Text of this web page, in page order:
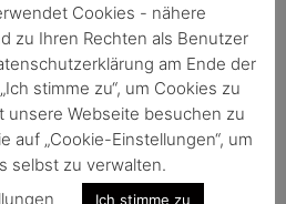
Cookies - nähere
zu Ihren Rechten als Benutzer
am Ende der
stimme zu“, um Cookies zu
unsere Webseite besuchen zu
auf „Cookie-Einstellungen“, um
selbst zu verwalten.
Ich stimme zu